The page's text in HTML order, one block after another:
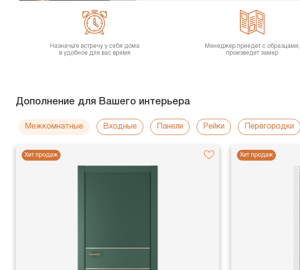
Назначьте встречу у себя дома
в удобное для вас время
Менеджер приедет с образцами,
произведет замер
Дополнение для Вашего интерьера
Межкомнатные Входные Панели Рейки Перегородки
Хит продаж Хит продаж